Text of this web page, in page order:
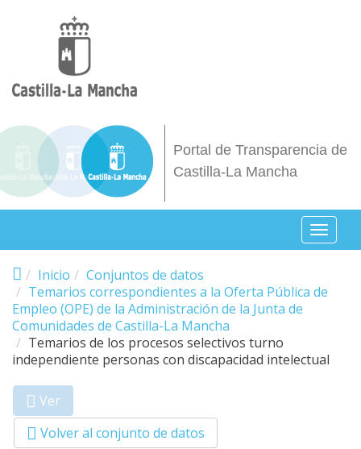
Portal de Transparencia de
Castilla-La Mancha
Toggle
Inicio
Conjuntos de datos
Temarios correspondientes a la Oferta Pública de
Empleo (OPE) de la Administración de la Junta de
Comunidades de Castilla-La Mancha
Temarios de los procesos selectivos turno
independiente personas con discapacidad intelectual
Primary tabs
Ver
activa)
Volver al conjunto de datos